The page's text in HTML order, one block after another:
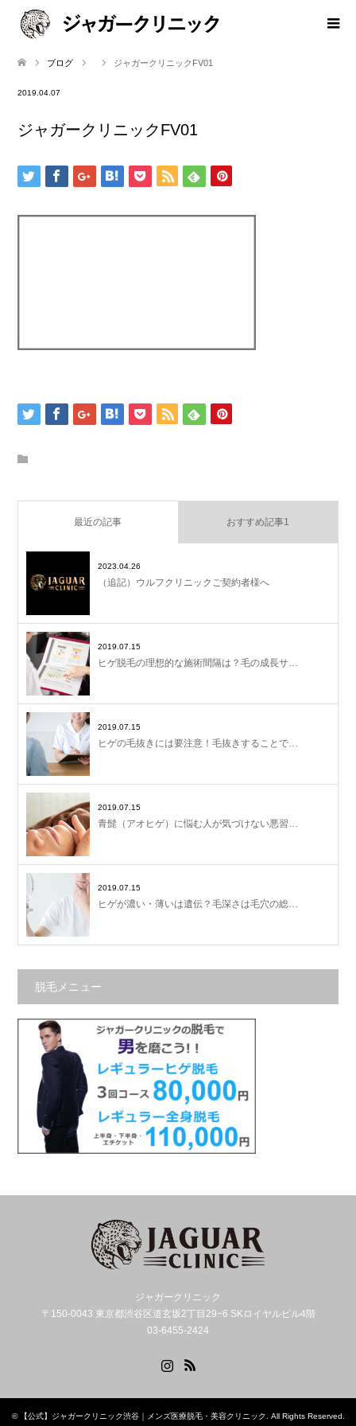
ブログ ジャガークリニックFV01
2019.04.07
ジャガークリニックFV01
最近の記事 おすすめ記事1
2023.04.26
（追記）ウルフクリニックご契約者様へ
2019.07.15
ヒゲ脱毛の理想的な施術間隔は？毛の成長サ…
2019.07.15
ヒゲの毛抜きには要注意！毛抜きすることで…
2019.07.15
青髭（アオヒゲ）に悩む人が気づけない悪習…
2019.07.15
ヒゲが濃い・薄いは遺伝？毛深さは毛穴の総…
脱毛メニュー
ジャガークリニック
〒150-0043 東京都渋谷区道玄坂2丁目29−6 SKロイヤルビル4階
03-6455-2424
© 【公式】ジャガークリニック渋谷｜メンズ医療脱毛・美容クリニック. All Rights Reserved.